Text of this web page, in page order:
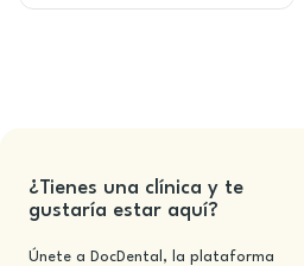
¿Tienes una clínica y te
gustaría estar aquí?
Únete a DocDental, la plataforma